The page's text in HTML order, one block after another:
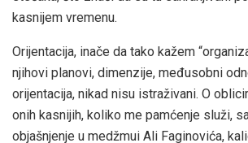
kasnijem vremenu.
Orijentacija, inače da tako kažem
njihovi planovi, dimenzije, međusobni
orijentacija, nikad nisu istraživani. O
onih kasnijih, koliko me pamćenje služi,
objašnjenje u medžmui Ali Faginovića,